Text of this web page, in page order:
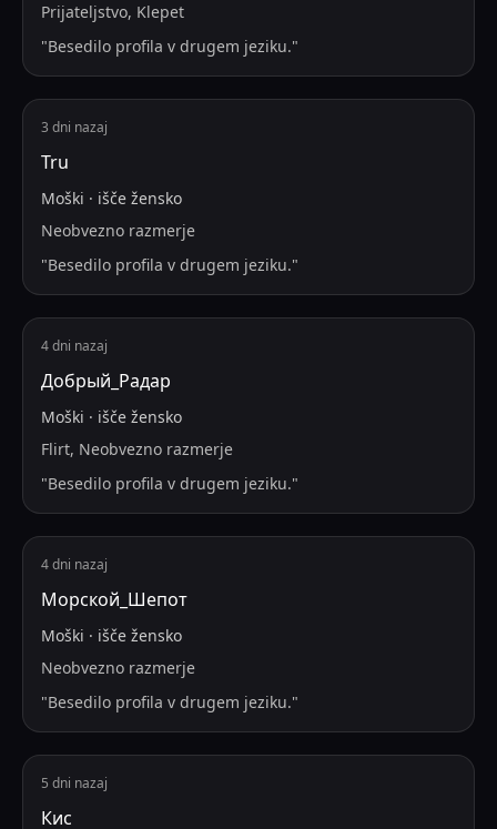
Prijateljstvo, Klepet
"Besedilo profila v drugem jeziku."
3 dni nazaj
Tru
Moški · išče žensko
Neobvezno razmerje
"Besedilo profila v drugem jeziku."
4 dni nazaj
Добрый_Радар
Moški · išče žensko
Flirt, Neobvezno razmerje
"Besedilo profila v drugem jeziku."
4 dni nazaj
Морской_Шепот
Moški · išče žensko
Neobvezno razmerje
"Besedilo profila v drugem jeziku."
5 dni nazaj
Кис